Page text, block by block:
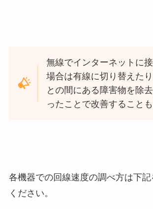
無線でインターネットに
場合は有線に切り替えた
との間にある障害物を除
ったことで改善することも
各機器での回線速度の調べ方は下
ください。